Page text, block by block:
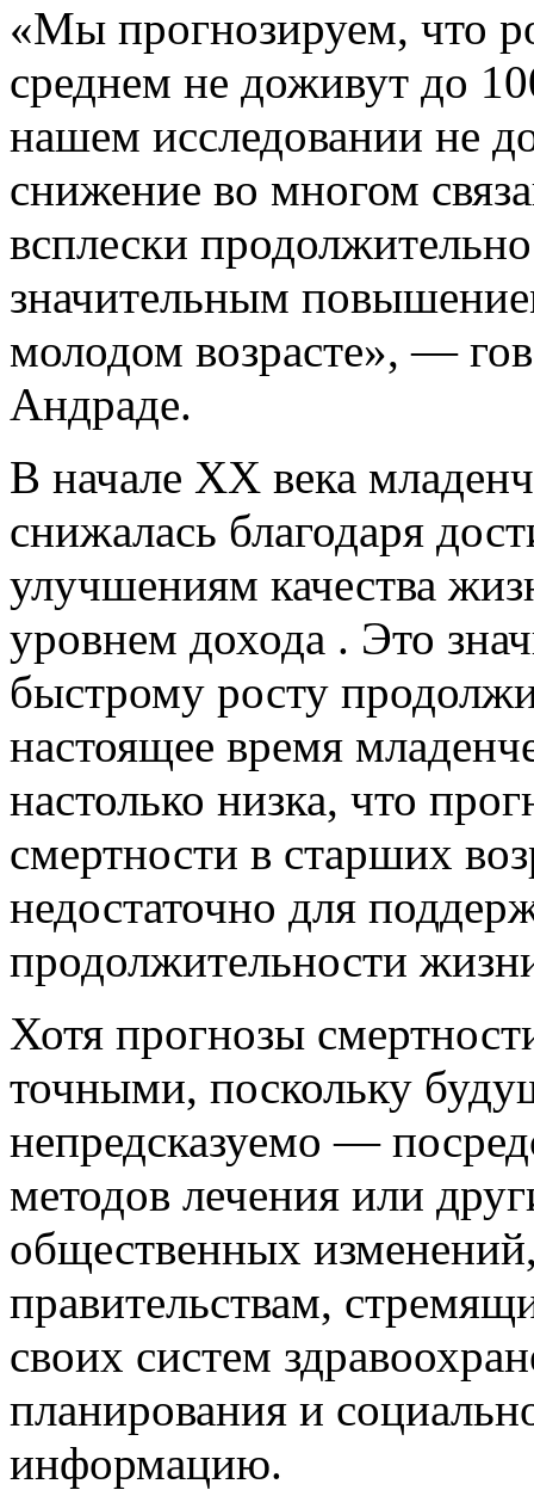
«Мы прогнозируем, что
среднем не доживут до
нашем исследовании не
снижение во многом
всплески
значительным
молодом возрасте», —
Андраде.
В начале XX века
снижалась благодаря
улучшениям качества
уровнем дохода . Это
быстрому росту
настоящее время
настолько низка, что
смертности в старших
недостаточно для
продолжительности
Хотя прогнозы
точными, поскольку
непредсказуемо —
методов лечения или
общественных
правительствам,
своих систем
планирования и
информацию.